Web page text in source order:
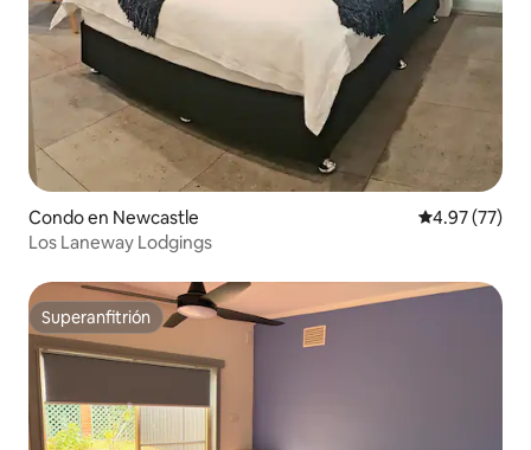
Condo en Newcastle Calificación
4.97 (77)
Los Laneway Lodgings
Superanfitrión
Superanfitrión